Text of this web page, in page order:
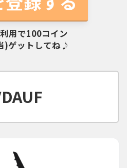
用で100コイン
)ゲットしてね♪